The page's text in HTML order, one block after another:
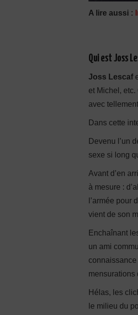
A lire aussi :
Qui est Joss
Joss Lescaf
et Michel,
avec
Dans cette
Devenu l’un
sexe si long
Avant d’en
à mesure :
l’armée pour
vient de son
Enchaînant
un ami
mensurations
Hélas, les
le milieu du